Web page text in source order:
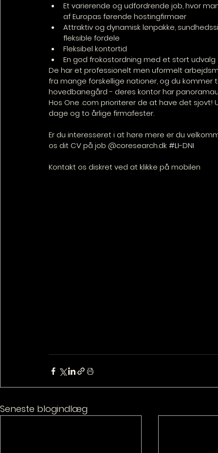
Et varierende og udfordrende job, hvor
af Europas førende hostingfirmaer
Attraktiv og dynamisk lønpakke,
fleksible fordele
Fleksibel kontortid
En god frokostordning med et stort
De har et professionelt men uformelt
fra mange forskellige nationer, og du kommer
hovedbanegård - deres kontor har
Hos One .com prioriterer de at have det
dage og to årlige firmafester.
Er du interesseret i at høre mere er du
os dit CV på job @coresearch.dk #LI-DNI
Kontakt os diskret ved at klikke på mobilen
Seneste blogindlæg